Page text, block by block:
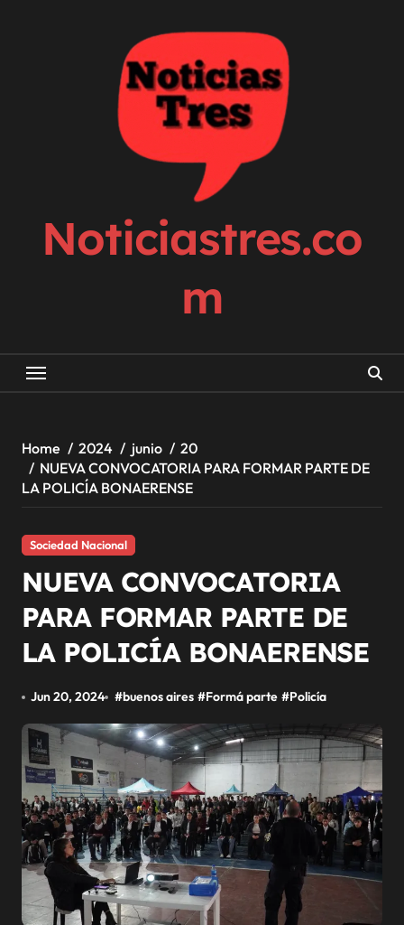
Noticiastres.co
m
Home 2024 junio
20
NUEVA CONVOCATORIA PARA FORMAR PARTE DE
LA POLICÍA BONAERENSE
Sociedad Nacional
NUEVA CONVOCATORIA
PARA FORMAR PARTE DE
LA POLICÍA BONAERENSE
Jun 20, 2024 #buenos aires #Formá parte #Policía